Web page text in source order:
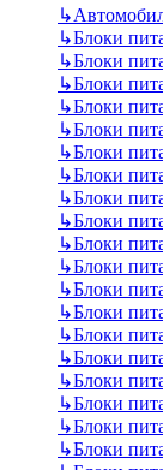
↳
↳Блоки
↳Блоки
↳Блоки
↳Блоки
↳Блоки
↳Блоки
↳Блоки
↳Блоки
↳Блоки
↳Блоки
↳Блоки
↳Блоки
↳Блоки
↳Блоки
↳Блоки
↳Блоки
↳Блоки
↳Блоки
↳Блоки